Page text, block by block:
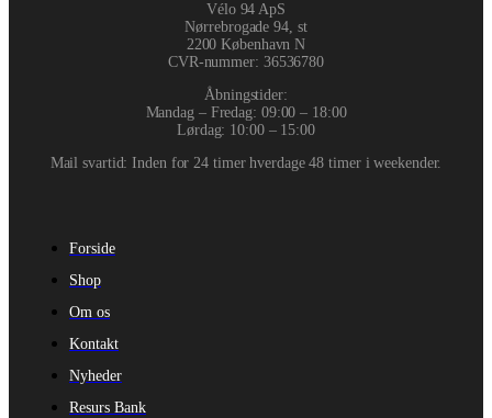
Vélo 94 ApS
Nørrebrogade 94, st
2200 København N
CVR-nummer: 36536780
Åbningstider:
Mandag – Fredag: 09:00 – 18:00
Lørdag: 10:00 – 15:00
Mail svartid: Inden for 24 timer hverdage 48 timer i weekender.
Forside
Shop
Om os
Kontakt
Nyheder
Resurs Bank